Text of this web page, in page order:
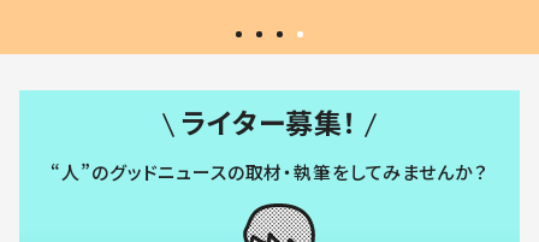
ライター募集！
“人”のグッドニュースの取材・執筆をしてみませんか？